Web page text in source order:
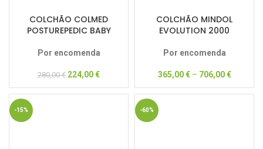
COLCHÃO COLMED
POSTUREPEDIC BABY
Por encomenda
280,00€ 224,00€
COLCHÃO MINDOL
EVOLUTION 2000
Por encomenda
365,00€– 706,00€
-15% -60%